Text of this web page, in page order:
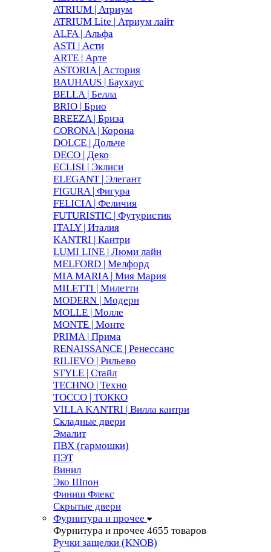
ATRIUM | Атриум
ATRIUM Lite | Атриум лайт
ALFA | Альфа
ASTI | Асти
ARTE | Арте
ASTORIA | Астория
BAUHAUS | Баухаус
BELLA | Белла
BRIO | Брио
BREEZA | Бриза
CORONA | Корона
DOLCE | Дольче
DECO | Деко
ECLISI | Эклиси
ELEGANT | Элегант
FIGURA | Фигура
FELICIA | Феличия
FUTURISTIC | Футуристик
ITALY | Италия
KANTRI | Кантри
LUMI LINE | Люми лайн
MELFORD | Мелфорд
MIA MARIA | Мия Мария
MILETTI | Милетти
MODERN | Модерн
MOLLE | Молле
MONTE | Монте
PRIMA | Прима
RENAISSANCE | Ренессанс
RILIEVO | Рильево
STYLE | Стайл
TECHNO | Техно
TOCCO | ТОККО
VILLA KANTRI | Вилла кантри
Складные двери
Эмалит
ПВХ (гармошки)
ПЭТ
Винил
Эко Шпон
Финиш Флекс
Скрытые двери
Фурнитура и прочее
Фурнитура и прочее 4655 товаров
Ручки защелки (KNOB)